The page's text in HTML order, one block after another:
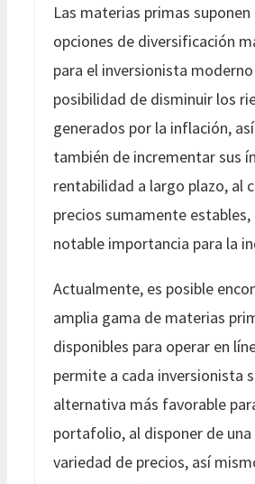
Las materias primas suponen
opciones de diversificación
para el inversionista
posibilidad de disminuir los
generados por la inflación,
también de incrementar sus
rentabilidad a largo plazo, al
precios sumamente estables,
notable importancia para la
Actualmente, es posible
amplia gama de materias
disponibles para operar en
permite a cada inversionista
alternativa más favorable
portafolio, al disponer de
variedad de precios, así